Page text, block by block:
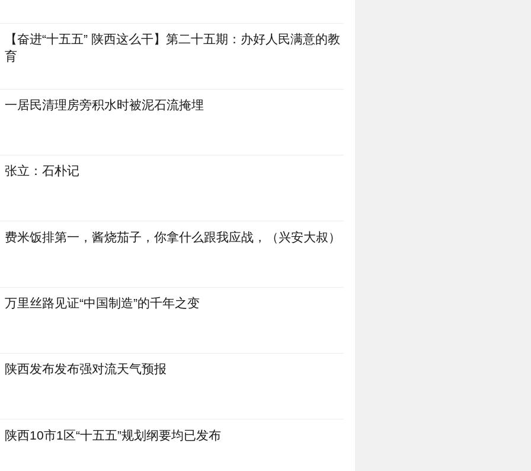
【奋进“十五五” 陕西这么干】第二十五期：办好人民满意的教
育
一居民清理房旁积水时被泥石流掩埋
张立：石朴记
费米饭排第一，酱烧茄子，你拿什么跟我应战，（兴安大叔）
万里丝路见证“中国制造”的千年之变
陕西发布发布强对流天气预报
陕西10市1区“十五五”规划纲要均已发布